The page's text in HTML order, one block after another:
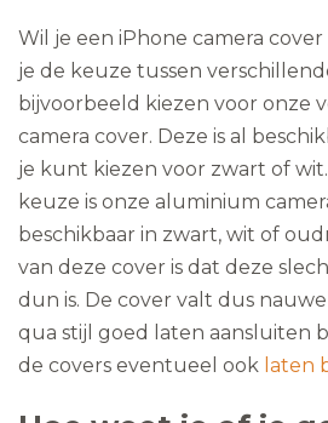
Wil je een iPhone camera
je de keuze tussen
bijvoorbeeld kiezen voor onze
camera cover. Deze is al
je kunt kiezen voor zwart of
keuze is onze aluminium
beschikbaar in zwart, wit of
van deze cover is dat deze
dun is. De cover valt dus
qua stijl goed laten aansluiten
de covers eventueel ook laten